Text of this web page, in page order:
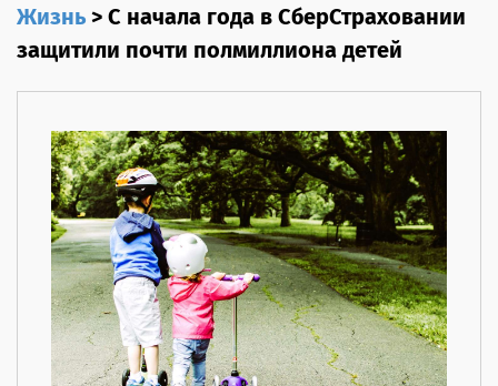
Жизнь>С начала года в СберСтраховании
защитили почти полмиллиона детей